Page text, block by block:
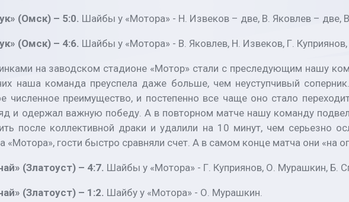
(Омск) – 5:0. Шайбы у «Мотора» - Н. Извеков – две, В. Яковлев – две,
(Омск) – 4:6. Шайбы у «Мотора» - В. Яковлев, Н. Извеков, Г. Куприянов,
на заводском стадионе «Мотор» стали с преследующим нашу
наша команда преуспела даже больше, чем неуступчивый
численное преимущество, и постепенно все чаще оно стало
и одержал важную победу. А в повторном матче нашу команду
после коллективной драки и удалили на 10 минут, чем серьезно
«Мотора», гости быстро сравняли счет. А в самом конце матча они «на
(Златоуст) – 4:7. Шайбы у «Мотора» - Г. Куприянов, О. Мурашкин, Б.
(Златоуст) – 1:2. Шайбу у «Мотора» - О. Мурашкин.